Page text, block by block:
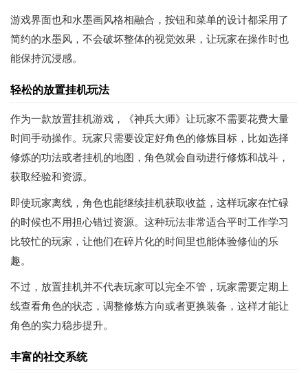
游戏界面也和水墨画风格相融合，按钮和菜单的设计都采用了
简约的水墨风，不会破坏整体的视觉效果，让玩家在操作时也
能保持沉浸感。
轻松的放置挂机玩法
作为一款放置挂机游戏，《神兵大师》让玩家不需要花费大量
时间手动操作。玩家只需要设定好角色的修炼目标，比如选择
修炼的功法或者挂机的地图，角色就会自动进行修炼和战斗，
获取经验和资源。
即使玩家离线，角色也能继续挂机获取收益，这样玩家在忙碌
的时候也不用担心错过资源。这种玩法非常适合平时工作学习
比较忙的玩家，让他们在碎片化的时间里也能体验修仙的乐
趣。
不过，放置挂机并不代表玩家可以完全不管，玩家需要定期上
线查看角色的状态，调整修炼方向或者更换装备，这样才能让
角色的实力稳步提升。
丰富的社交系统